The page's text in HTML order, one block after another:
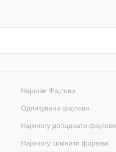
Најнови Фајлови
Одликувани фајлови
Најмногу допаднати фајлови
Најмногу симнати фајлови